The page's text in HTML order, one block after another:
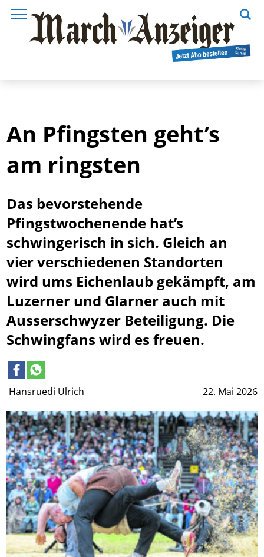
Hansruedi Ulrich 22. Mai 2026
An Pfingsten geht’s
am ringsten
Das bevorstehende
Pfingstwochenende hat’s
schwingerisch in sich. Gleich an
vier verschiedenen Standorten
wird ums Eichenlaub gekämpft, am
Luzerner und Glarner auch mit
Ausserschwyzer Beteiligung. Die
Schwingfans wird es freuen.